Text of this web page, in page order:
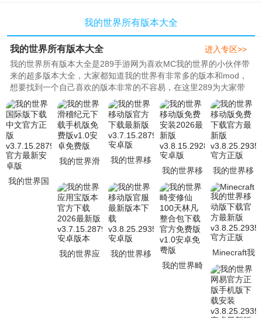
我的世界所有版本大全
我的世界所有版本大全
我的世界所有版本大全是289手游网为喜欢MC我的世界的小伙伴带
来的超多版本大全，大家都知道我的世界有非常多的版本和mod，
想要找到一个自己喜欢的版本非常的不容易，在这里289为大家带
来的版本全部都是最新的游戏版本..
进入专区>>
我的世界国
我的世界滑
手机版免费
版v1.0安卓
我的世界移
载最新版
v3.7.15.2879
我的世界移
动版免费安
装2026最新
版v3.8.15.
我的世界移
动版免费下
载官方最新
版v3.8.25.
我的世界应
我的世界移
我的世界畸
Minecraft我
的世界移动
版下载官方
最新版v3.